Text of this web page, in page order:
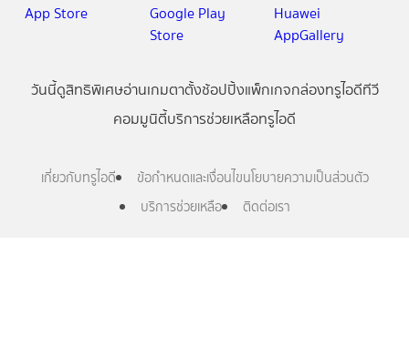
วันนี้ดูสิทธิพิเศษอ่านเกมตาตั้งช้อปปิ้งแพ็กเกจกล่องทรูไอดีทีวี
คอมมูนิตี้บริการช่วยเหลือทรูไอดี
เกี่ยวกับทรูไอดี ข้อกำหนดและเงื่อนไขนโยบายความเป็นส่วนตัว
บริการช่วยเหลือ
ติดต่อเรา